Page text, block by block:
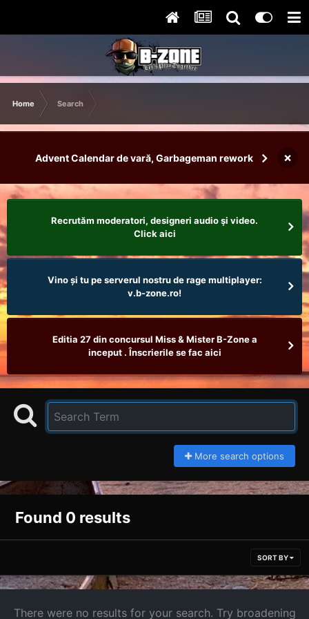
Home Search
Advent Calendar de vară, Garbageman rework ×
Recrutăm moderatori, designeri audio şi video.
Click aici
Vino și tu pe serverul nostru de rage multiplayer:
v.b-zone.ro!
Editia 27 din concursul Miss & Mister B-Zone a
inceput . Înscrierile se fac aici
More search options
Found 0 results
SORT BY
There were no results for your search. Try broadening